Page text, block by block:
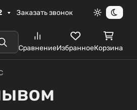
Заказать звонок
Светлая
ПоискСравнениеИзбранноеКорзина